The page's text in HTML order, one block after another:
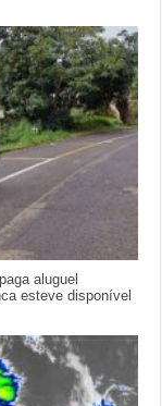
aluguel
esteve disponível